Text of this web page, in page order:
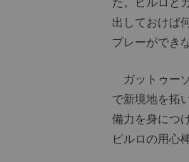
出しておけば
プレーができ
ガットゥー
で新境地を拓
備力を身につ
ピルロの用心